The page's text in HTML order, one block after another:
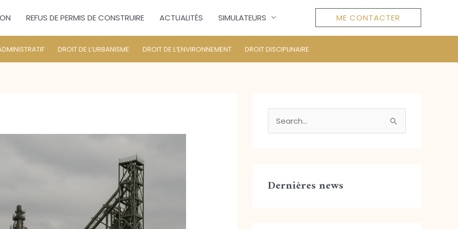
REFUS DE PERMIS DE CONSTRUIRE ACTUALITÉS SIMULATEURS ME CONTACTER
DROIT DE L’URBANISME DROIT DE L’ENVIRONNEMENT DROIT DISCIPLINAIRE
e
Dernières news